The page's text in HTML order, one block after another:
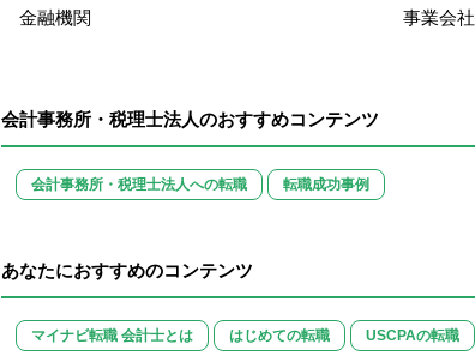
金融機関 事業会社
会計事務所・税理士法人のおすすめコンテンツ
会計事務所・税理士法人への転職 転職成功事例
あなたにおすすめのコンテンツ
マイナビ転職 会計士とは はじめての転職 USCPAの転職